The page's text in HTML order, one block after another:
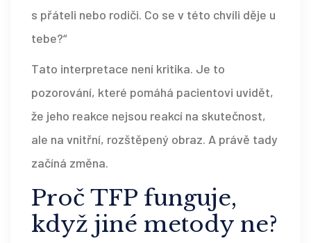
s přáteli nebo rodiči. Co se v této chvíli děje u
tebe?“
Tato interpretace není kritika. Je to
pozorování, které pomáhá pacientovi uvidět,
že jeho reakce nejsou reakcí na skutečnost,
ale na vnitřní, rozštěpený obraz. A právě tady
začíná změna.
Proč TFP funguje,
když jiné metody ne?